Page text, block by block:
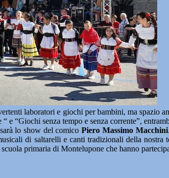
laboratori e giochi per bambini, ma spazio
e “Giochi senza tempo e senza corrente”,
lo show del comicoPiero Massimo Macchini
di saltarelli e canti tradizionali della
primaria di Montelupone che hanno